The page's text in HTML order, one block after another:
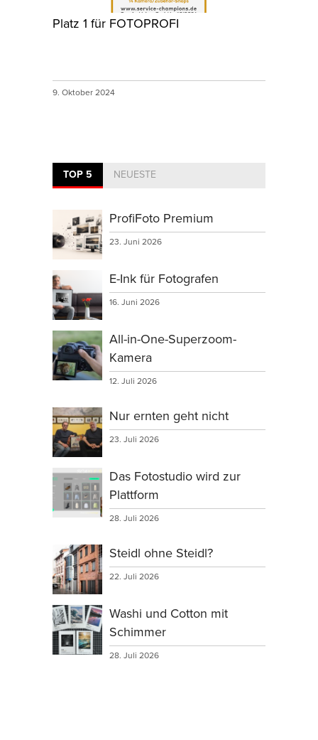
Platz 1 für FOTOPROFI
9. Oktober 2024
TOP 5 NEUESTE
ProfiFoto Premium
23. Juni 2026
E-Ink für Fotografen
16. Juni 2026
All-in-One-Superzoom-
Kamera
12. Juli 2026
Nur ernten geht nicht
23. Juli 2026
Das Fotostudio wird zur
Plattform
28. Juli 2026
Steidl ohne Steidl?
22. Juli 2026
Washi und Cotton mit
Schimmer
28. Juli 2026